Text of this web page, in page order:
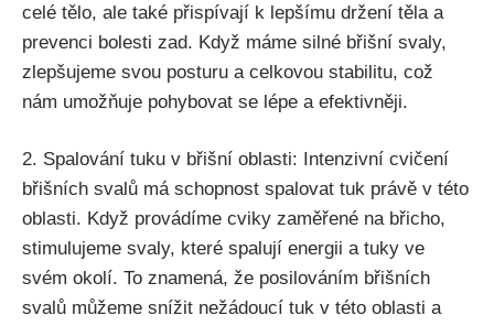
celé⁤ tělo, ale také ​přispívají⁤ k lepšímu držení těla ‌a
‍prevenci bolesti zad. Když máme silné břišní⁢ svaly,
⁤zlepšujeme svou​ posturu a celkovou stabilitu, což
nám ‌umožňuje pohybovat se lépe a efektivněji.
2. Spalování tuku v břišní oblasti: Intenzivní cvičení
břišních svalů má schopnost spalovat tuk právě v této
oblasti. Když⁤ provádíme cviky zaměřené na břicho,‍
stimulujeme svaly, které spalují ⁢energii a‌ tuky ve
svém okolí. To znamená, že posilováním břišních
svalů můžeme ‌snížit nežádoucí tuk‍ v této‌ oblasti a